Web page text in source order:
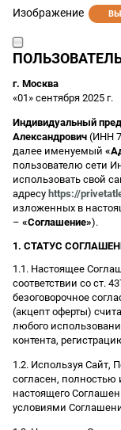
Изображение
г. Москва
«01» сентября 2025 г.
Индивидуальный
Александрович (ИНН
далее именуемый
пользователю сети
использовать свой
адресу https://
изложенных в
– «Соглашение»).
1. СТАТУС
1.1. Настоящее
соответствии со ст.
безоговорочное
(акцепт оферты)
любого
контента,
1.2. Используя Сайт,
согласен, полностью
настоящего
условиями